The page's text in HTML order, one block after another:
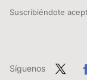
Suscribiéndote
Síguenos